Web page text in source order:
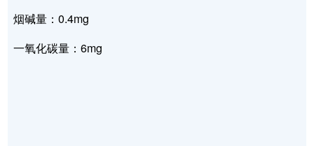
烟碱量：0.4mg
一氧化碳量：6mg